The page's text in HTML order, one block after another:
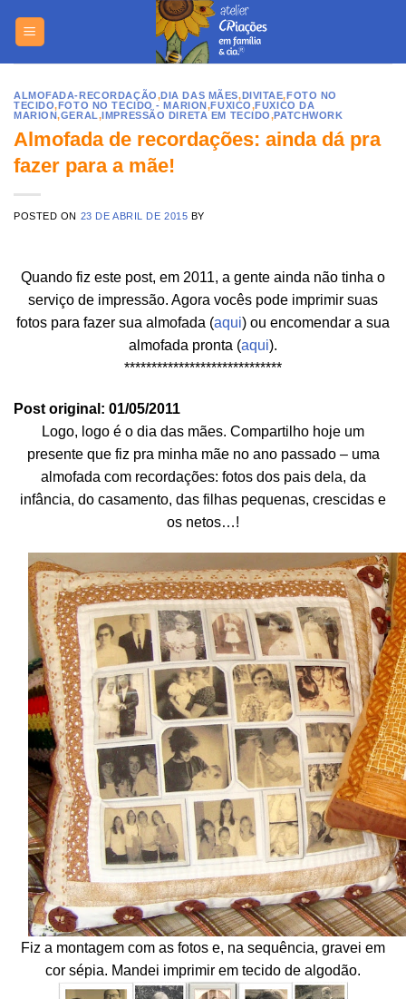
ALMOFADA-RECORDAÇÃO,DIA DAS MÃES,DIVITAE,FOTO NO
TECIDO,FOTO NO TECIDO - MARION,FUXICO,FUXICO DA
MARION,GERAL,IMPRESSÃO DIRETA EM TECIDO,PATCHWORK
Almofada de recordações: ainda dá pra
fazer para a mãe!
POSTED ON 23 DE ABRIL DE 2015 BY
Quando fiz este post, em 2011, a gente ainda não tinha o
serviço de impressão. Agora vocês pode imprimir suas
fotos para fazer sua almofada (aqui) ou encomendar a sua
almofada pronta (aqui).
*****************************
Post original: 01/05/2011
Logo, logo é o dia das mães. Compartilho hoje um
presente que fiz pra minha mãe no ano passado – uma
almofada com recordações: fotos dos pais dela, da
infância, do casamento, das filhas pequenas, crescidas e
os netos…!
Fiz a montagem com as fotos e, na sequência, gravei em
cor sépia. Mandei imprimir em tecido de algodão.